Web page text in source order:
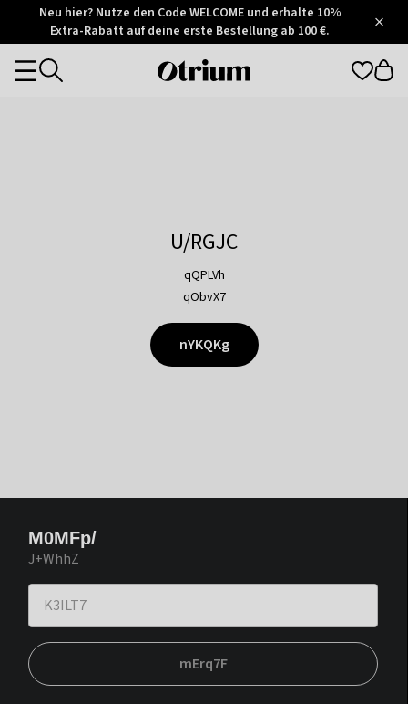
Otrium
Trustpilot
Neu hier? Nutze den Code WELCOME und erhalte 10%
Extra-Rabatt auf deine erste Bestellung ab 100 €.
Otrium
Categories
U/RGJC
qQPLVh
qObvX7
nYKQKg
M0MFp/
J+WhhZ
mErq7F